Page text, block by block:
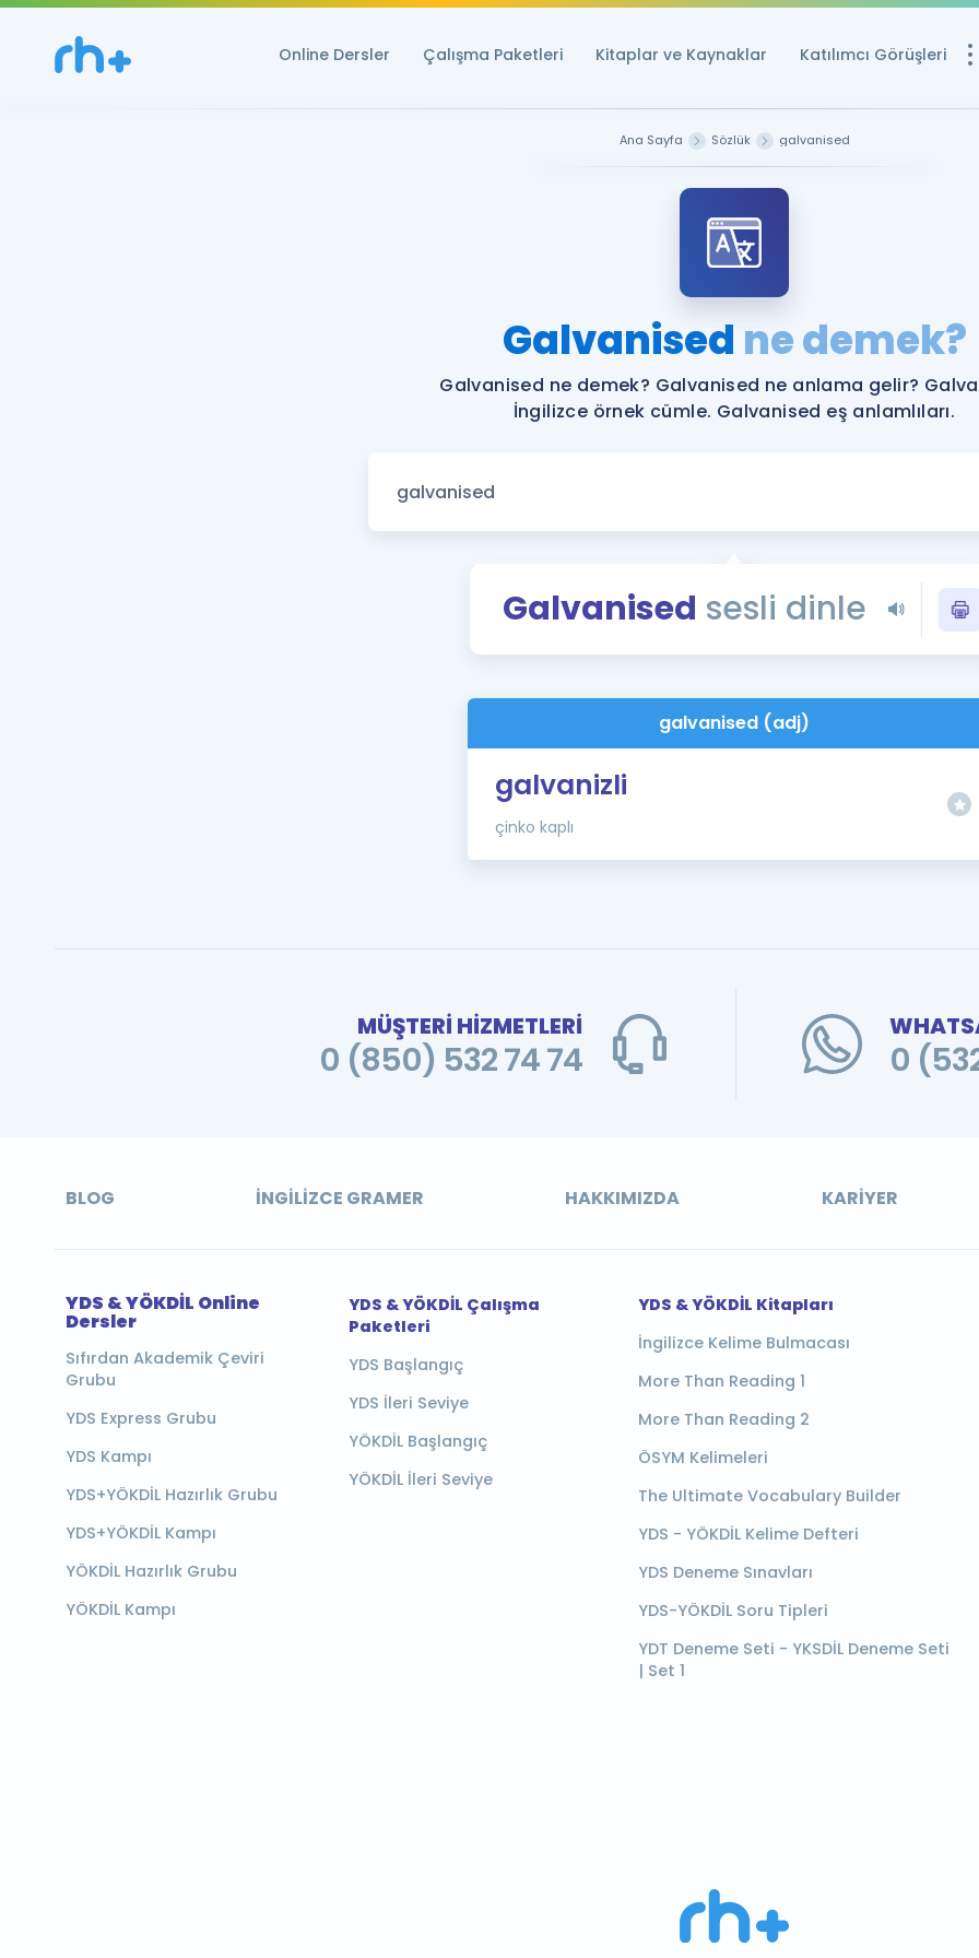
Online Dersler Çalışma Paketleri Kitaplar ve Kaynaklar Katılımcı Görüşleri
Ücretsiz
YDS ve YÖKDİL
YDS ve YÖKDİL'e
Tüm ÖSYM
YDS - YÖKDİL
İngilizce
Ana Sayfa Sözlük galvanised
Galvanised ne demek?
Galvanised ne demek? Galvanised ne anlama gelir?
İngilizce örnek cümle. Galvanised eş anlamlıları.
Galvanised sesli dinle
galvanised (adj)
galvanizli
çinko kaplı
MÜŞTERİ HİZMETLERİ
0 (850) 532 74 74 0
BLOG İNGILIZCE GRAMER HAKKIMIZDA KARIYER
YDS & YÖKDİL Online
Dersler
Sıfırdan Akademik Çeviri
Grubu
YDS Express Grubu
YDS Kampı
YDS+YÖKDİL Hazırlık Grubu
YDS+YÖKDİL Kampı
YÖKDİL Hazırlık Grubu
YÖKDİL Kampı
YDS & YÖKDİL Çalışma
Paketleri
YDS Başlangıç
YDS İleri Seviye
YÖKDİL Başlangıç
YÖKDİL İleri Seviye
YDS & YÖKDİL Kitapları
İngilizce Kelime Bulmacası
More Than Reading 1
More Than Reading 2
ÖSYM Kelimeleri
The Ultimate Vocabulary Builder
YDS - YÖKDİL Kelime Defteri
YDS Deneme Sınavları
YDS-YÖKDİL Soru Tipleri
YDT Deneme Seti - YKSDİL Deneme Seti
| Set 1